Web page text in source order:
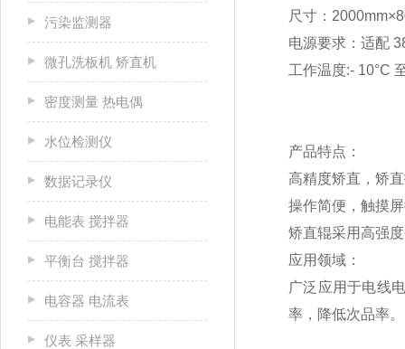
污染监测器
微孔洗板机 矫直机
密度测量 热电偶
水位检测仪
数据记录仪
电能表 搅拌器
平衡台 搅拌器
电容器 电流表
仪表 采样器
尺寸：
电源要求：适配
工作温度:- 10°C
产品特点：
高精度矫直，矫
操作简便，触摸
矫直辊采用高强
应用领域：
广泛应用于电线
率，降低次品率。